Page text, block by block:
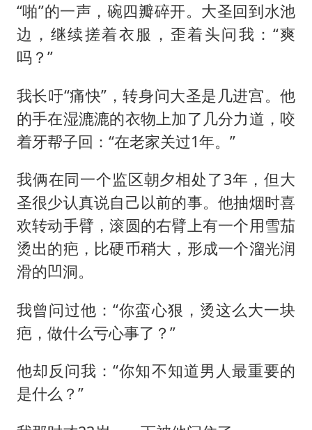
“啪”的一声，碗四瓣碎开。大圣回到水池
边，继续搓着衣服，歪着头问我：“爽
吗？”
我长吁“痛快”，转身问大圣是几进宫。他
的手在湿漉漉的衣物上加了几分力道，咬
着牙帮子回：“在老家关过1年。”
我俩在同一个监区朝夕相处了3年，但大
圣很少认真说自己以前的事。他抽烟时喜
欢转动手臂，滚圆的右臂上有一个用雪茄
烫出的疤，比硬币稍大，形成一个溜光润
滑的凹洞。
我曾问过他：“你蛮心狠，烫这么大一块
疤，做什么亏心事了？”
他却反问我：“你知不知道男人最重要的
是什么？”